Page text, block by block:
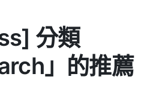
分類
」的推薦